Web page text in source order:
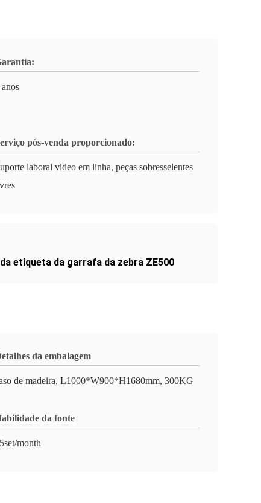
anos
pós-venda proporcionado:
laboral video em linha, peças sobresselentes
etiqueta da garrafa da zebra ZE500
da embalagem
de madeira, L1000*W900*H1680mm, 300KG
da fonte
month